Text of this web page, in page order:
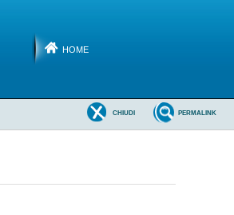
HOME
PERMALINK
CHIUDI